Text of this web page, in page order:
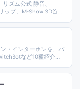
ズム公式 静音、
ップ、M-Show 3D首振
・インターホンを、パ
など10種紹介し